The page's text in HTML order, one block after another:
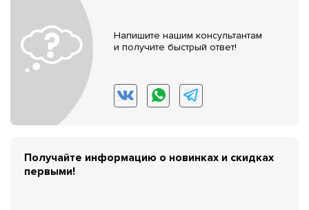
Напишите нашим консультантам
и получите быстрый ответ!
Получайте информацию о новинках и скидках
первыми!